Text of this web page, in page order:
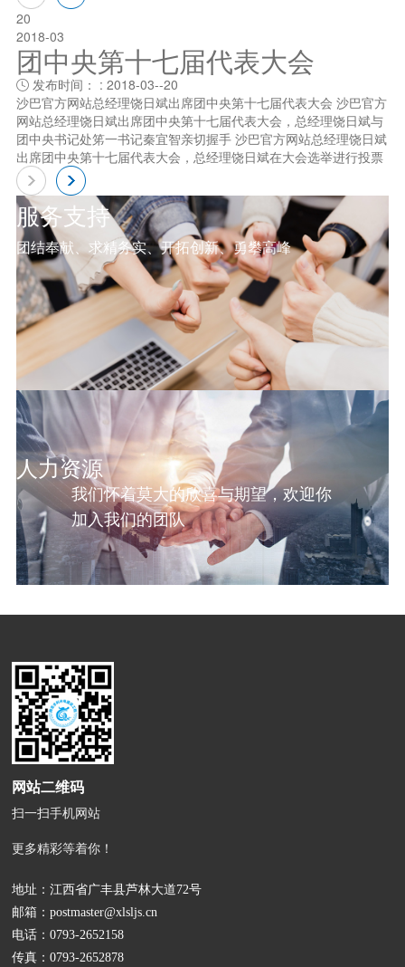
20
2018-03
团中央第十七届代表大会
发布时间： : 2018-03--20
沙巴官方网站总经理饶日斌出席团中央第十七届代表大会 沙巴官方
网站总经理饶日斌出席团中央第十七届代表大会，总经理饶日斌与
团中央书记处笫一书记秦宜智亲切握手 沙巴官方网站总经理饶日斌
出席团中央第十七届代表大会，总经理饶日斌在大会选举进行投票
服务支持
团结奉献、求精务实、开拓创新、勇攀高峰
人力资源
我们怀着莫大的欣喜与期望，欢迎你
加入我们的团队
网站二维码
扫一扫手机网站
更多精彩等着你！
地址：江西省广丰县芦林大道72号
邮箱：postmaster@xlsljs.cn
电话：0793-2652158
传真：0793-2652878